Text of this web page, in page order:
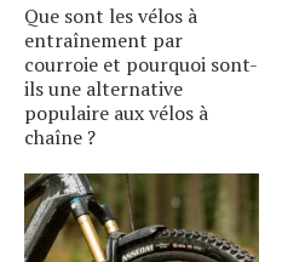
Que sont les vélos à
entraînement par
courroie et pourquoi sont-
ils une alternative
populaire aux vélos à
chaîne ?